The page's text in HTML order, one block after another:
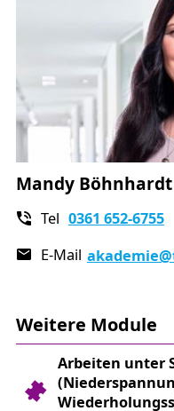
Durchführung
spezifischen
Anmeldeformular
Ablegen einer
Prüfung
Mandy Böhnhardt
Tel 0361 652-6755
E-Mail akademie
Weitere Module
Arbeiten unter